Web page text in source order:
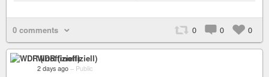
0 comments 0 0 0
WDR (inoffiziell)
2 days ago – Public